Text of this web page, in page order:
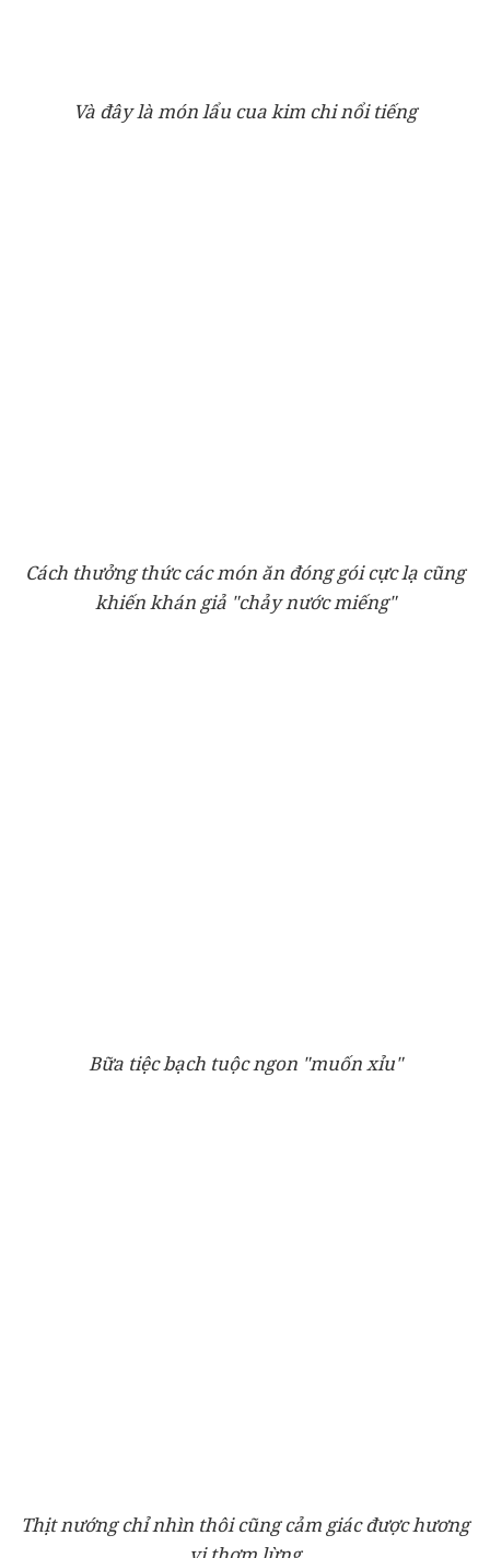
Và đây là món lẩu cua kim chi nổi tiếng
Cách thưởng thức các món ăn đóng gói cực lạ cũng
khiến khán giả "chảy nước miếng"
Bữa tiệc bạch tuộc ngon "muốn xỉu"
Thịt nướng chỉ nhìn thôi cũng cảm giác được hương